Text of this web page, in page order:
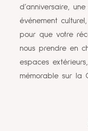
d’anniversaire,
événement
pour que votre
nous prendre en
espaces
mémorable sur la